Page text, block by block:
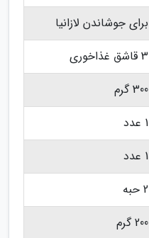
برای جوشاندن لازانیا
3 قاشق غذاخوری
300 گرم
1 عدد
1 عدد
2 حبه
200 گرم